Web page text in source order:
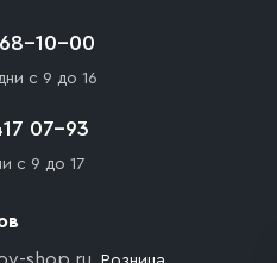
10-00
с 9 до 16
07-93
с 9 до 17